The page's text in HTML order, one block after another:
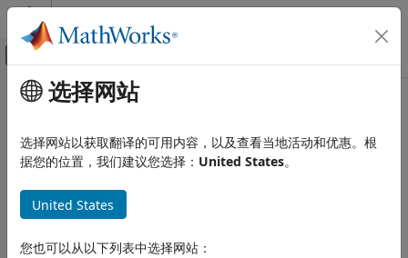
跳到内容
画布外导航菜单切换
文档主页
数据导入和分析
数据导入和导出
标准文件格式
主要内容
matlab.io.hdf4.sd.writeChunk
命名空间: matlab.io.hdf4.sd
向数据集写入块
语法
选择网站
选择网站以获取翻译的可用内容，以及查看当地活动和优惠。根
据您的位置，我们建议您选择： United States。
United States
您也可以从以下列表中选择网站：